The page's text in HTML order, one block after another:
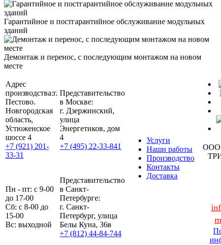
Гарантийное и постгарантийное обслуживание модульных
зданий
Демонтаж и перенос, с последующим монтажом на новом
месте
Адрес
производства:г.
Пестово.
Новгородская
область,
Устюженское
шоссе 4
+7 (921) 201-
33-31
Представительство
в Москве:
г. Дзержинский,
улица
Энергетиков, дом
4
+7 (495) 22-33-841
Услуги
Наши работы
Производство
Контакты
Доставка
ООО
Пн - пт: с 9-00
до 17-00
Сб: с 8-00 до
15-00
Вс: выходной
Представительство
в Санкт-
Петербурге:
г. Санкт-
Петербург, улица
Белы Куна, 36в
+7 (812) 44-84-744